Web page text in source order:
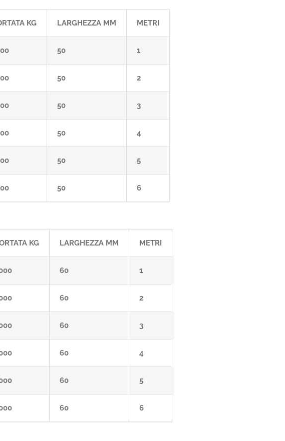
KG LARGHEZZA MM METRI
50 1
50 2
50 3
50 4
50 5
50 6
KG LARGHEZZA MM METRI
60 1
60 2
60 3
60 4
60 5
60 6